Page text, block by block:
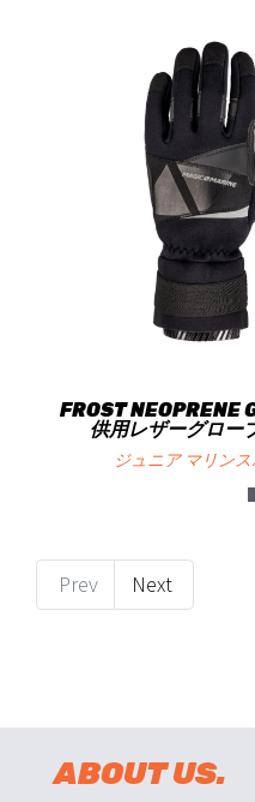
FROST NEOPRENE
供用レザーグロー
ジュニア マリン
Prev Next
ABOUT US.